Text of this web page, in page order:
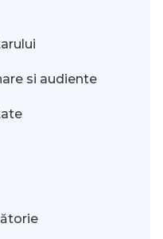
si audiente